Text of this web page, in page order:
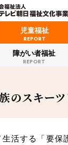
児童福祉
REPORT
障がい者福祉
REPORT
のスキー
活する「要保